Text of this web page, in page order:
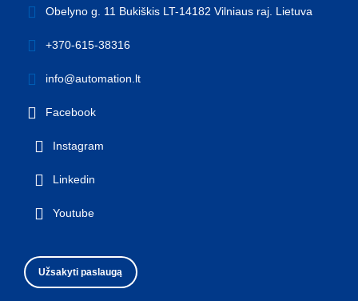
Obelyno g. 11 Bukiškis LT-14182 Vilniaus raj. Lietuva
+370-615-38316
info@automation.lt
Facebook
Instagram
Linkedin
Youtube
Užsakyti paslaugą